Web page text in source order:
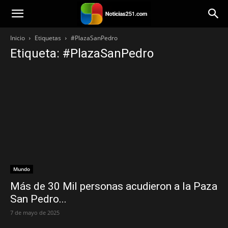
Noticias251
Inicio Etiquetas #PlazaSanPedro
Etiqueta: #PlazaSanPedro
Mundo
Más de 30 Mil personas acudieron a la Paza
San Pedro...
7 de mayo de 2025